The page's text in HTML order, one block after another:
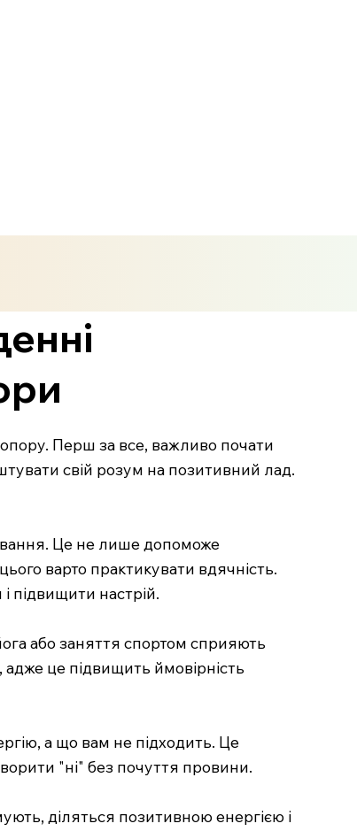
Перш за все, важливо почати
свій розум на позитивний лад.
Це не лише допоможе
варто практикувати вдячність.
підвищити настрій.
або заняття спортом сприяють
це підвищить ймовірність
а що вам не підходить. Це
"ні" без почуття провини.
діляться позитивною енергією і